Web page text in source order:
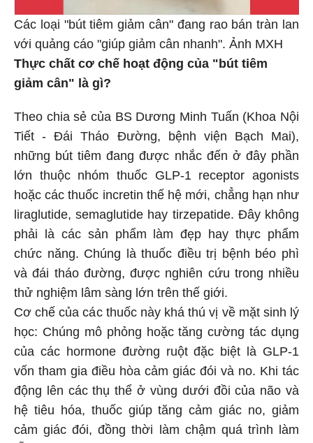
Các loại "bút tiêm giảm cân" đang rao bán tràn lan
với quảng cáo "giúp giảm cân nhanh". Ảnh MXH
Thực chất cơ chế hoạt động của "bút tiêm
giảm cân" là gì?
Theo chia sẻ của BS Dương Minh Tuấn (Khoa Nội
Tiết - Đái Tháo Đường, bệnh viện Bạch Mai),
những bút tiêm đang được nhắc đến ở đây phần
lớn thuộc nhóm thuốc GLP-1 receptor agonists
hoặc các thuốc incretin thế hệ mới, chẳng hạn như
liraglutide, semaglutide hay tirzepatide. Đây không
phải là các sản phẩm làm đẹp hay thực phẩm
chức năng. Chúng là thuốc điều trị bệnh béo phì
và đái tháo đường, được nghiên cứu trong nhiều
thử nghiệm lâm sàng lớn trên thế giới.
Cơ chế của các thuốc này khá thú vị về mặt sinh lý
học: Chúng mô phỏng hoặc tăng cường tác dụng
của các hormone đường ruột đặc biệt là GLP-1
vốn tham gia điều hòa cảm giác đói và no. Khi tác
động lên các thụ thể ở vùng dưới đồi của não và
hệ tiêu hóa, thuốc giúp tăng cảm giác no, giảm
cảm giác đói, đồng thời làm chậm quá trình làm